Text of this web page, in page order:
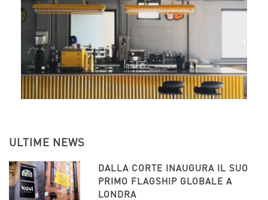
ULTIME NEWS
DALLA CORTE INAUGURA IL SUO
PRIMO FLAGSHIP GLOBALE A
LONDRA